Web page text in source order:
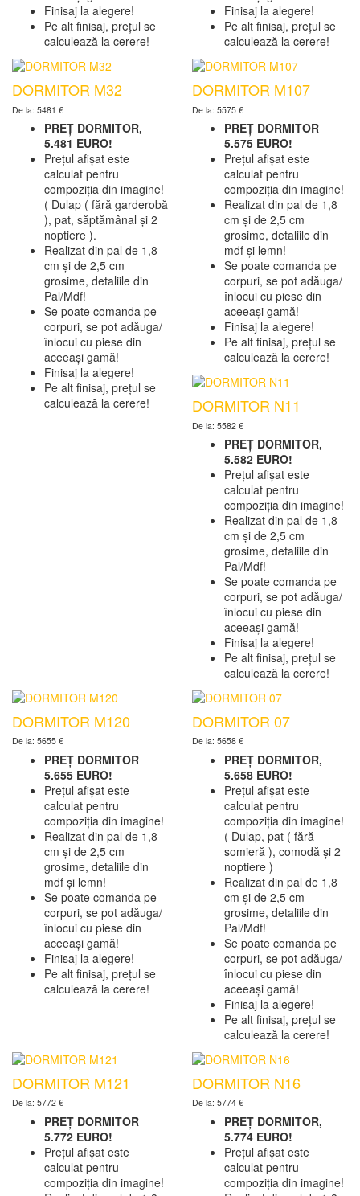
Finisaj la alegere!
Pe alt finisaj, prețul se
calculează la cerere!
Finisaj la alegere!
Pe alt finisaj, prețul se
calculează la cerere!
DORMITOR M32
De la: 5481 €
PREȚ DORMITOR,
5.481 EURO!
Prețul afișat este
calculat pentru
compoziția din imagine!
( Dulap ( fără garderobă
), pat, săptămânal și 2
noptiere ).
Realizat din pal de 1,8
cm și de 2,5 cm
grosime, detaliile din
Pal/Mdf!
Se poate comanda pe
corpuri, se pot adăuga/
înlocui cu piese din
aceeași gamă!
Finisaj la alegere!
Pe alt finisaj, prețul se
calculează la cerere!
DORMITOR M107
De la: 5575 €
PREȚ DORMITOR
5.575 EURO!
Prețul afișat este
calculat pentru
compoziția din imagine!
Realizat din pal de 1,8
cm și de 2,5 cm
grosime, detaliile din
mdf și lemn!
Se poate comanda pe
corpuri, se pot adăuga/
înlocui cu piese din
aceeași gamă!
Finisaj la alegere!
Pe alt finisaj, prețul se
calculează la cerere!
DORMITOR N11
De la: 5582 €
PREȚ DORMITOR,
5.582 EURO!
Prețul afișat este
calculat pentru
compoziția din imagine!
Realizat din pal de 1,8
cm și de 2,5 cm
grosime, detaliile din
Pal/Mdf!
Se poate comanda pe
corpuri, se pot adăuga/
înlocui cu piese din
aceeași gamă!
Finisaj la alegere!
Pe alt finisaj, prețul se
calculează la cerere!
DORMITOR M120
De la: 5655 €
PREȚ DORMITOR
5.655 EURO!
Prețul afișat este
calculat pentru
compoziția din imagine!
Realizat din pal de 1,8
cm și de 2,5 cm
grosime, detaliile din
mdf și lemn!
Se poate comanda pe
corpuri, se pot adăuga/
înlocui cu piese din
aceeași gamă!
Finisaj la alegere!
Pe alt finisaj, prețul se
calculează la cerere!
DORMITOR 07
De la: 5658 €
PREȚ DORMITOR,
5.658 EURO!
Prețul afișat este
calculat pentru
compoziția din imagine!
( Dulap, pat ( fără
somieră ), comodă și 2
noptiere )
Realizat din pal de 1,8
cm și de 2,5 cm
grosime, detaliile din
Pal/Mdf!
Se poate comanda pe
corpuri, se pot adăuga/
înlocui cu piese din
aceeași gamă!
Finisaj la alegere!
Pe alt finisaj, prețul se
calculează la cerere!
DORMITOR M121
De la: 5772 €
PREȚ DORMITOR
5.772 EURO!
Prețul afișat este
calculat pentru
compoziția din imagine!
DORMITOR N16
De la: 5774 €
PREȚ DORMITOR,
5.774 EURO!
Prețul afișat este
calculat pentru
compoziția din imagine!